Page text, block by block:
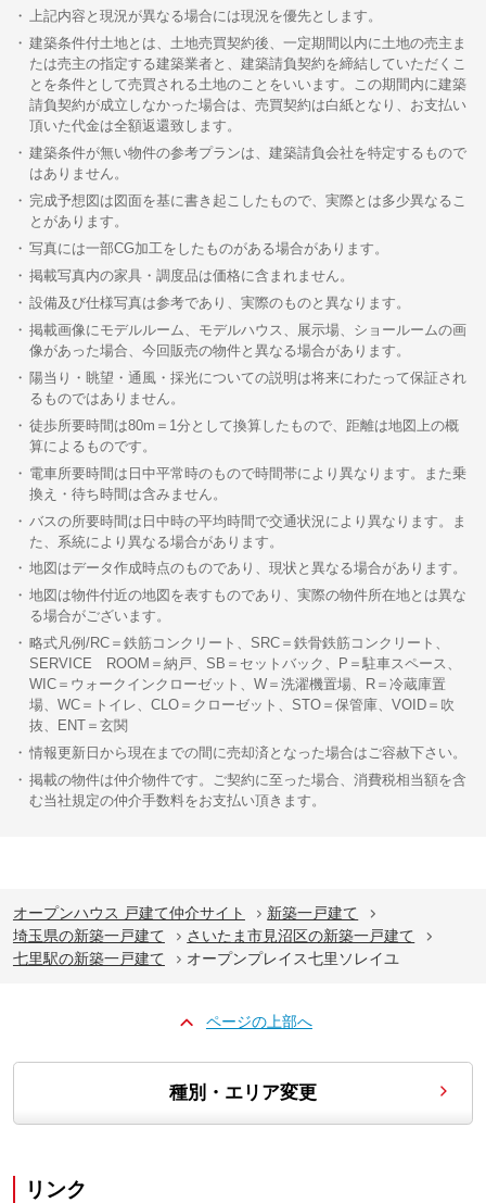
上記内容と現況が異なる場合には現況を優先とします。
建築条件付土地とは、土地売買契約後、一定期間以内に土地の売主ま
たは売主の指定する建築業者と、建築請負契約を締結していただくこ
とを条件として売買される土地のことをいいます。この期間内に建築
請負契約が成立しなかった場合は、売買契約は白紙となり、お支払い
頂いた代金は全額返還致します。
建築条件が無い物件の参考プランは、建築請負会社を特定するもので
はありません。
完成予想図は図面を基に書き起こしたもので、実際とは多少異なるこ
とがあります。
写真には一部CG加工をしたものがある場合があります。
掲載写真内の家具・調度品は価格に含まれません。
設備及び仕様写真は参考であり、実際のものと異なります。
掲載画像にモデルルーム、モデルハウス、展示場、ショールームの画
像があった場合、今回販売の物件と異なる場合があります。
陽当り・眺望・通風・採光についての説明は将来にわたって保証され
るものではありません。
徒歩所要時間は80m＝1分として換算したもので、距離は地図上の概
算によるものです。
電車所要時間は日中平常時のもので時間帯により異なります。また乗
換え・待ち時間は含みません。
バスの所要時間は日中時の平均時間で交通状況により異なります。ま
た、系統により異なる場合があります。
地図はデータ作成時点のものであり、現状と異なる場合があります。
地図は物件付近の地図を表すものであり、実際の物件所在地とは異な
る場合がございます。
略式凡例/RC＝鉄筋コンクリート、SRC＝鉄骨鉄筋コンクリート、
SERVICE ROOM＝納戸、SB＝セットバック、P＝駐車スペース、
WIC＝ウォークインクローゼット、W＝洗濯機置場、R＝冷蔵庫置
場、WC＝トイレ、CLO＝クローゼット、STO＝保管庫、VOID＝吹
抜、ENT＝玄関
情報更新日から現在までの間に売却済となった場合はご容赦下さい。
掲載の物件は仲介物件です。ご契約に至った場合、消費税相当額を含
む当社規定の仲介手数料をお支払い頂きます。
オープンハウス 戸建て仲介サイト
新築一戸建て
埼玉県の新築一戸建て
さいたま市見沼区の新築一戸建て
七里駅の新築一戸建て
オープンプレイス七里ソレイユ
ページの上部へ
種別・エリア変更
リンク